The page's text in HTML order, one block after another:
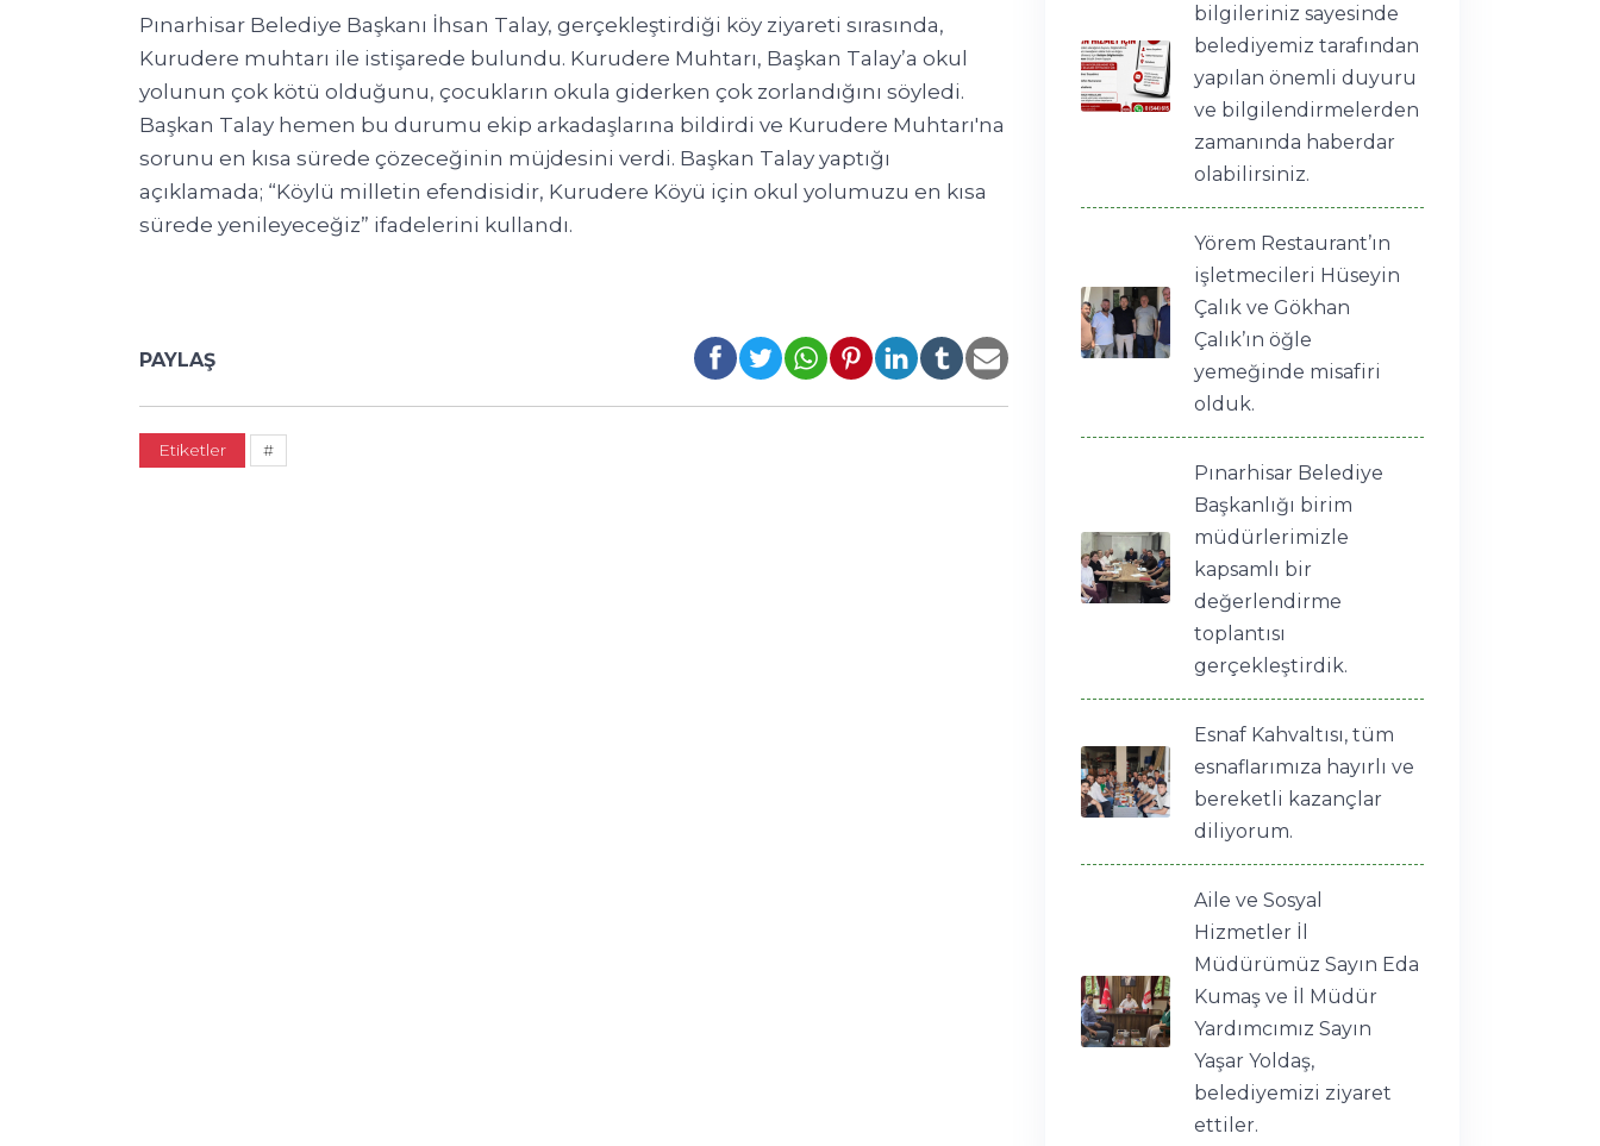
Pınarhisar Belediye Başkanı İhsan Talay, gerçekleştirdiği köy ziyareti sırasında,
Kurudere muhtarı ile istişarede bulundu. Kurudere Muhtarı, Başkan Talay’a okul
yolunun çok kötü olduğunu, çocukların okula giderken çok zorlandığını söyledi.
Başkan Talay hemen bu durumu ekip arkadaşlarına bildirdi ve Kurudere Muhtarı'na
sorunu en kısa sürede çözeceğinin müjdesini verdi. Başkan Talay yaptığı
açıklamada; “Köylü milletin efendisidir, Kurudere Köyü için okul yolumuzu en kısa
sürede yenileyeceğiz” ifadelerini kullandı.
PAYLAŞ
Etiketler #
bilgileriniz sayesinde
belediyemiz tarafından
yapılan önemli duyuru
ve bilgilendirmelerden
zamanında haberdar
olabilirsiniz.
Yörem Restaurant’ın
işletmecileri Hüseyin
Çalık ve Gökhan
Çalık’ın öğle
yemeğinde misafiri
olduk.
Pınarhisar Belediye
Başkanlığı birim
müdürlerimizle
kapsamlı bir
değerlendirme
toplantısı
gerçekleştirdik.
Esnaf Kahvaltısı, tüm
esnaflarımıza hayırlı ve
bereketli kazançlar
diliyorum.
Aile ve Sosyal
Hizmetler İl
Müdürümüz Sayın Eda
Kumaş ve İl Müdür
Yardımcımız Sayın
Yaşar Yoldaş,
belediyemizi ziyaret
ettiler.